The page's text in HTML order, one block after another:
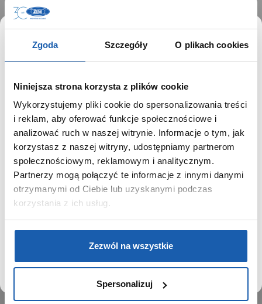
Zgoda Szczegóły O plikach cookies
Niniejsza strona korzysta z plików cookie
Wykorzystujemy pliki cookie do spersonalizowania treści
i reklam, aby oferować funkcje społecznościowe i
analizować ruch w naszej witrynie. Informacje o tym, jak
korzystasz z naszej witryny, udostępniamy partnerom
społecznościowym, reklamowym i analitycznym.
Partnerzy mogą połączyć te informacje z innymi danymi
otrzymanymi od Ciebie lub uzyskanymi podczas
korzystania z ich usług.
Zezwól na wszystkie
Spersonalizuj
5126
26.09.2024
GRUPA ZIBI
Historia
Misja, wizja i wartości Grupy Zibi
Ważne daty
Kariera
Zgoda na ciasteczka
PRODUKTY
Kalkulatory
SIECI SPRZEDAŻY
SZANOWNY UŻYTKOWNIKU,
SZANOWNA UŻYTKOWNICZKO
Używamy plików cookie w celach analitycznych,
statystycznych i marketingowych, w tym aby analizować
ruch w tej witrynie, optymalizować jej działanie oraz
zapamiętywać Twoje preferencje.